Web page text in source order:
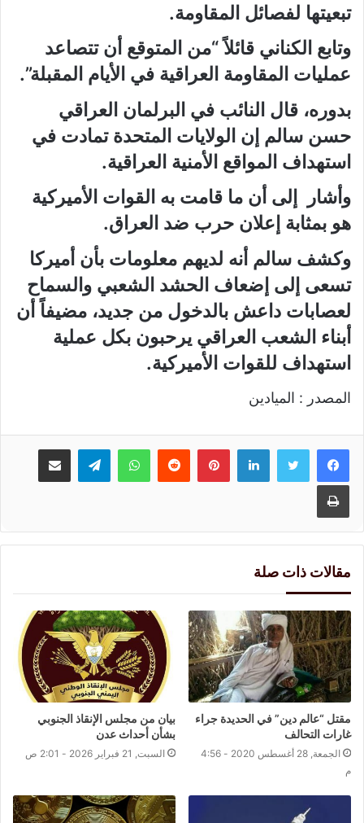
تبعيتها لفصائل المقاومة.
وتابع الكناني قائلاً “من المتوقع أن تتصاعد
عمليات المقاومة العراقية في الأيام المقبلة”.
بدوره، قال النائب في البرلمان العراقي
حسن سالم إن الولايات المتحدة تمادت في
استهداف المواقع الأمنية العراقية.
وأشار إلى أن ما قامت به القوات الأميركية
هو بمثابة إعلان حرب ضد العراق.
وكشف سالم أنه لديهم معلومات بأن أميركا
تسعى إلى إضعاف الحشد الشعبي والسماح
لعصابات داعش بالدخول من جديد، مضيفاً أن
أبناء الشعب العراقي يرحبون بكل عملية
استهداف للقوات الأميركية.
المصدر : الميادين
لينكدإنبينتيريست واتسابتيلقرام مشاركة عبر البريد
طباعة
مقالات ذات صلة
مقتل “عالم دين” في الحديدة جراء
غارات التحالف
الجمعة, 28 أغسطس 2020 - 4:56
م
بيان من مجلس الإنقاذ الجنوبي
بشأن أحداث عدن
السبت, 21 فبراير 2026 - 2:01 ص